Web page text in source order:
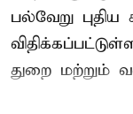
பல்வேறு புதிய
துறை மற்றும்